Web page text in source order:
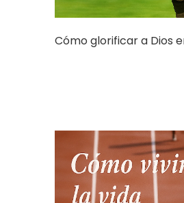
Cómo glorificar a Dios